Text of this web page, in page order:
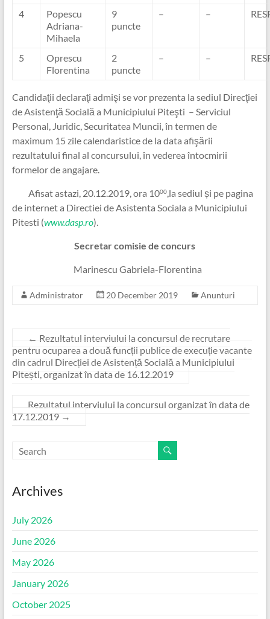
4
Popescu
Adriana-
Mihaela
9
puncte
– –
5
Oprescu
Florentina
2
puncte
– –
Candidaţii declaraţi admişi se vor prezenta la sediul Direcţiei
de Asistenţă Socială a Municipiului Piteşti – Serviciul
Personal, Juridic, Securitatea Muncii, în termen de
maximum 15 zile calendaristice de la data afişării
rezultatului final al concursului, în vederea întocmirii
formelor de angajare.
Afisat astazi, 20.12.2019, ora 1000,la sediul și pe pagina
de internet a Directiei de Asistenta Sociala a Municipiului
Pitesti (www.dasp.ro).
Secretar comisie de concurs
Marinescu Gabriela-Florentina
Administrator 20 December 2019 Anunturi
← Rezultatul interviului la concursul de recrutare
pentru ocuparea a două funcții publice de execuție vacante
din cadrul Direcției de Asistență Socială a Municipiului
Pitești, organizat în data de 16.12.2019
Rezultatul interviului la concursul organizat în data de
17.12.2019 →
Archives
July 2026
June 2026
May 2026
January 2026
October 2025